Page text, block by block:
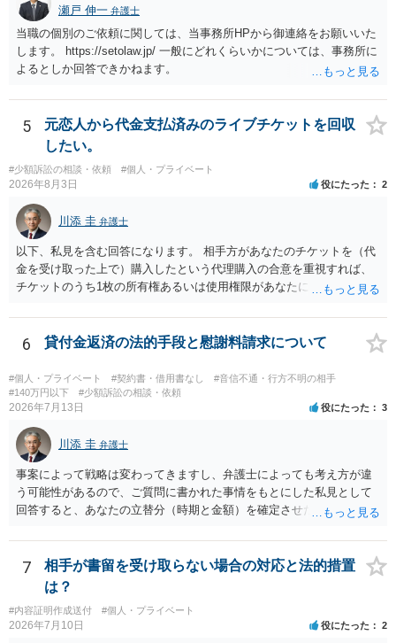
に委任するかも疑わしいのですが）も住所は明らかにしないでしょ
う。 何か本人を示す事実（振込先などの情報）から、相手の住所等の
情報を割り出していくしかないように思えます。 以上、ご参考まで。
瀬戸 伸一 弁護士
当職の個別のご依頼に関しては、当事務所HPから御連絡をお願いいた
します。 https://setolaw.jp/ 一般にどれくらいかについては、事務所に
よるとしか回答できかねます。
5
元恋人から代金支払済みのライブチケットを回収
したい。
#少額訴訟の相談・依頼 #個人・プライベート
2026年8月3日 役にたった 2
川添 圭 弁護士
以下、私見を含む回答になります。 相手方があなたのチケットを（代
金を受け取った上で）購入したという代理購入の合意を重視すれば、
チケットのうち1枚の所有権あるいは使用権限があなたにあり、チケッ
す。 一方、このチケット購入には「相手方と一緒に行く」という合意
も付随していたことを無視することができません。こちらを重視すれ
ば、交際を終了させたことにより「一緒に行く」という結果の実現に
重大な障害が発生しており、当然にチケットを引き渡すべきといえる
かは微妙であり、むしろ返金すべきとするのが当事者の合理的意思に
合致するのではないか、という判断に傾くことになると思います。 例
えば、当該チケットが座席指定である場合、交際を解消した2人が当日
隣り合わせになることは避けたいという心理が働くことも無理からぬ
ところです。一方、チケットがエリア指定のアリーナ席であれば隣り
合わせにならずに済むかもしれませんし、そのチケットが入手困難で
あったり特別席であったりすれば、判断は変わってくるかもしれませ
ん。当該チケットがチケット転売防止法に規定する特定興行入場券に
法的には「当事者の合理的意思」がどこにあるのかを追求した解決が
必要になると思われます。なかなか難しい問題なので、弁護士によっ
ても回答は異なるかもしれません。
6 貸付金返済の法的手段と慰謝料請求について
#個人・プライベート #契約書・借用書なし
#音信不通・行方不明の相手
#140万円以下
#少額訴訟の相談・依頼
2026年7月13日 役にたった 3
川添 圭 弁護士
事案によって戦略は変わってきますし、弁護士によっても考え方が違
う可能性があるので、ご質問に書かれた事情をもとにした私見として
回答すると、あなたの立替分（時期と金額）を確定させた上で、淡々
と、もし異議申立てがなされる可能性が高そうであれば時間の浪費
（通常訴訟へ移行する日数分空転する）になりますし、支払督促及び
その異議後の通常訴訟は相手方の住所地が管轄裁判所になるため（特
に相手方が遠方である場合は）対応が面倒な場合があるからです。相
手方の主張については、和解で減額を考慮すればよいと思います。 な
お、残念ながら、「連絡も返ってこず、返済の目処も立たずで精神的
7
相手が書留を受け取らない場合の対応と法的措置
は？
#内容証明作成送付 #個人・プライベート
2026年7月10日 役にたった 2